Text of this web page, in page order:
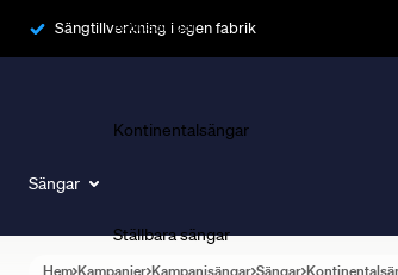
Sängtillverkning i egen fabrik
Sängar
Ramsängar
Kontinentalsängar
Ställbara sängar
Hem Kampanjer Kampanjsängar Sängar